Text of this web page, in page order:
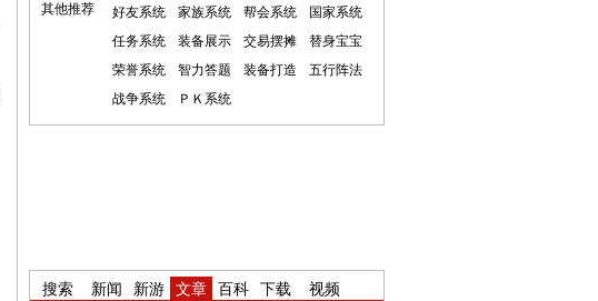
其他推荐
好友系统 家族系统 帮会系统
国家系统
任务系统
装备展示 交易摆摊
替身宝宝
荣誉系统
智力答题 装备打造
五行阵法
战争系统
ＰＫ系统
搜索 新闻 新游 文章 百科 下载 视频